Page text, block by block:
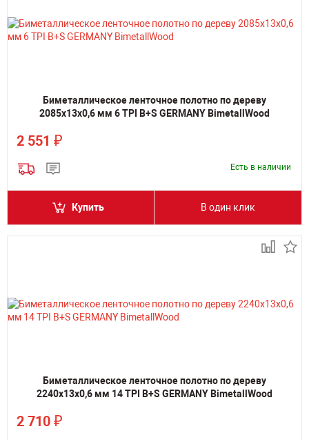
Биметаллическое ленточное полотно по дереву
2085х13х0,6 мм 6 TPI B+S GERMANY BimetallWood
2 551 ₽
Есть в наличии
Купить В один клик
Биметаллическое ленточное полотно по дереву
2240х13х0,6 мм 14 TPI B+S GERMANY BimetallWood
2 710 ₽